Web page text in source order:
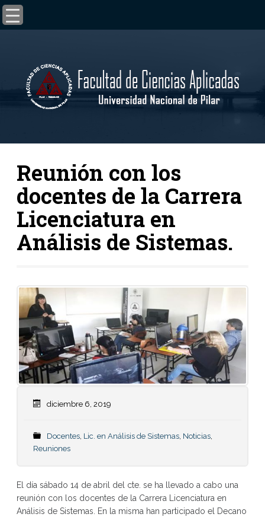
Reunión con los
docentes de la Carrera
Licenciatura en
Análisis de Sistemas.
diciembre 6, 2019
Docentes, Lic. en Análisis de Sistemas, Noticias,
Reuniones
El día sábado 14 de abril del cte. se ha llevado a cabo una
reunión con los docentes de la Carrera Licenciatura en
Análisis de Sistemas. En la misma han participado el Decano